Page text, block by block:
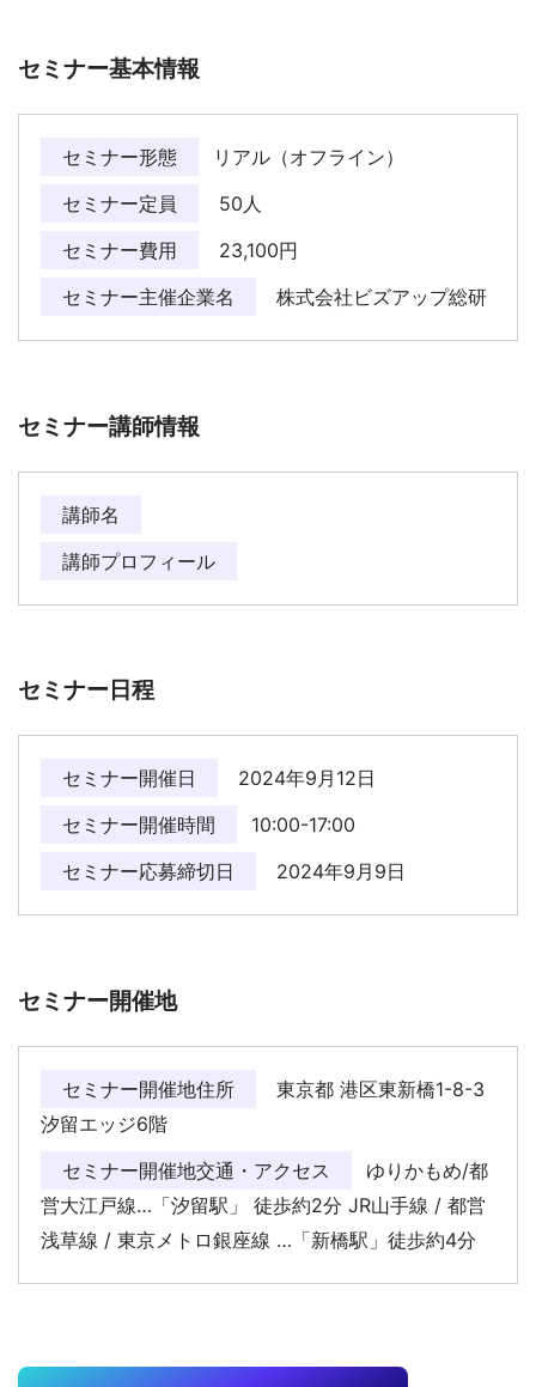
セミナー基本情報
セミナー形態
リアル（オフライン）
セミナー定員
50人
セミナー費用
23,100円
セミナー主催企業名
株式会社ビズアップ総研
セミナー講師情報
講師名
講師プロフィール
セミナー日程
セミナー開催日
2024年9月12日
セミナー開催時間
10:00-17:00
セミナー応募締切日
2024年9月9日
セミナー開催地
セミナー開催地住所
東京都 港区東新橋1-8-3
汐留エッジ6階
セミナー開催地交通・アクセス
ゆりかもめ/都
営大江戸線…「汐留駅」 徒歩約2分 JR山手線 / 都営
浅草線 / 東京メトロ銀座線 …「新橋駅」徒歩約4分